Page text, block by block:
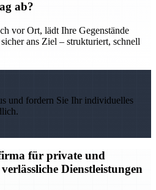
ab?
vor Ort, lädt Ihre Gegenstände
ans Ziel – strukturiert, schnell
und fordern Sie Ihr individuelles
für private und
Dienstleistungen